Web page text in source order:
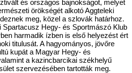
és országos bajnokságot, melyet
örökségét alkotó Aggteleki
meg, közel a szlovák határhoz.
Spartacusz Hegy- és Sportmászó Klub
harmadik ízben is első helyezést ért
titulusát. A hagyományos, jövőre
kupát a Magyar Hegy- és
a kazincbarcikai székhelyű
szervezésében tartották meg.